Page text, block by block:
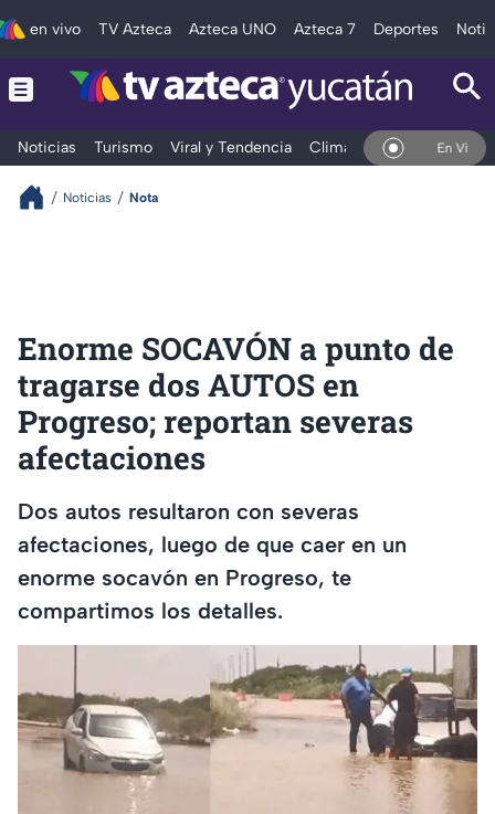
en vivo TV Azteca Azteca UNO Azteca 7 Deportes
Noticias Turismo Viral y Tendencia Clima Deportes En Vivo
Noticias Nota
Enorme SOCAVÓN a punto de
tragarse dos AUTOS en
Progreso; reportan severas
afectaciones
Dos autos resultaron con severas
afectaciones, luego de que caer en un
enorme socavón en Progreso, te
compartimos los detalles.